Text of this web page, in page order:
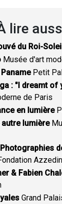
lire
du Roi-
Musée d'art
Petit
: "I dreamt of
de Paris
en lumière
lumière
& Fabien
Grand